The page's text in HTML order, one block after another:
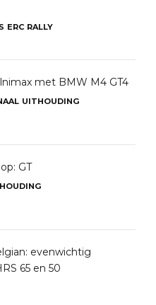
ERC RALLY
met BMW M4 GT4
UITHOUDING
GT
evenwichtig
65 en 50